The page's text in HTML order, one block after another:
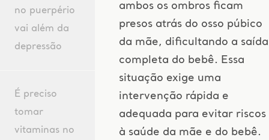
no puerpério
vai além da
depressão
É preciso
tomar
vitaminas no
ambos os ombros ficam
presos atrás do osso púbico
da mãe, dificultando a saída
completa do bebê. Essa
situação exige uma
intervenção rápida e
adequada para evitar riscos
à saúde da mãe e do bebê.